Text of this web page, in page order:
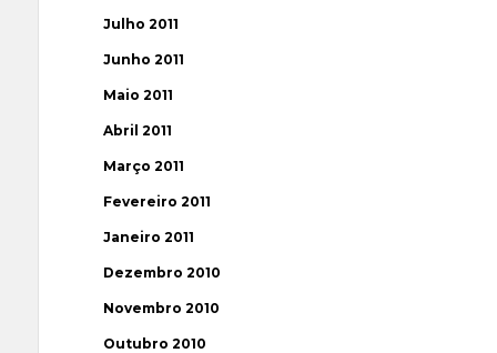
Julho 2011
Junho 2011
Maio 2011
Abril 2011
Março 2011
Fevereiro 2011
Janeiro 2011
Dezembro 2010
Novembro 2010
Outubro 2010